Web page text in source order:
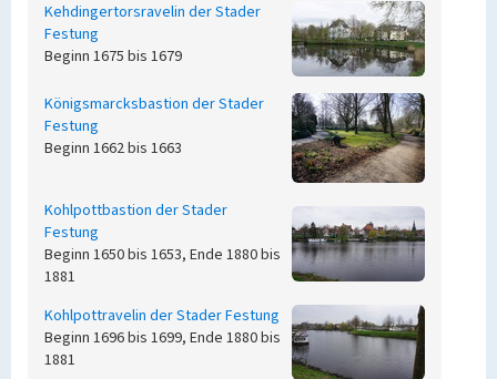
Kehdingertorsravelin der Stader
Festung
Beginn 1675 bis 1679
Königsmarcksbastion der Stader
Festung
Beginn 1662 bis 1663
Kohlpottbastion der Stader
Festung
Beginn 1650 bis 1653, Ende 1880 bis
1881
Kohlpottravelin der Stader Festung
Beginn 1696 bis 1699, Ende 1880 bis
1881